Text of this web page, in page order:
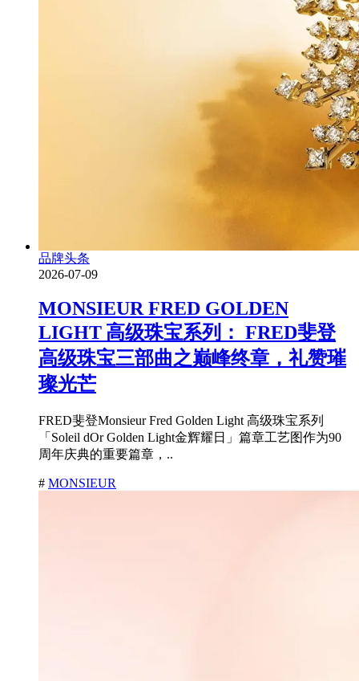
品牌头条
2026-07-09
MONSIEUR FRED GOLDEN
LIGHT 高级珠宝系列： FRED斐登
高级珠宝三部曲之巅峰终章，礼赞璀
璨光芒
FRED斐登Monsieur Fred Golden Light 高级珠宝系列
「Soleil dOr Golden Light金辉耀日」篇章工艺图作为90
周年庆典的重要篇章，..
# MONSIEUR